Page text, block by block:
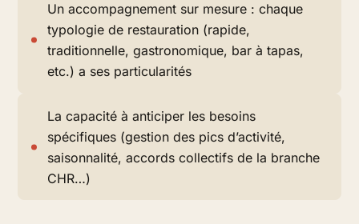
Un accompagnement sur mesure : chaque
typologie de restauration (rapide,
traditionnelle, gastronomique, bar à tapas,
etc.) a ses particularités
La capacité à anticiper les besoins
spécifiques (gestion des pics d’activité,
saisonnalité, accords collectifs de la branche
CHR…)